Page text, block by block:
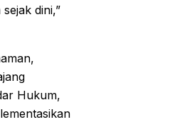
dini,”
Hukum,